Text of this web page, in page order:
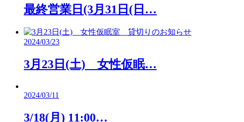
最終営業日(3月31日(日…
2024/03/23
3月23日(土) 女性仮眠…
2024/03/11
3/18(月) 11:00…